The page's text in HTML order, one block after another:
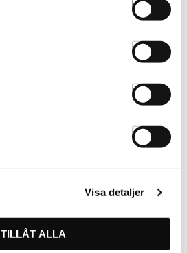
Visa detaljer
TILLÅT ALLA